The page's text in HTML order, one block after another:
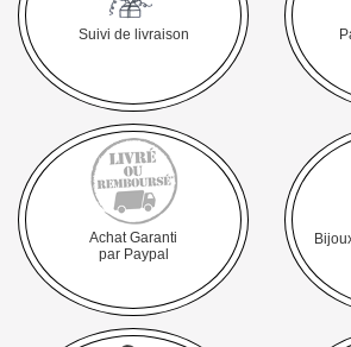
Suivi de livraison
Achat Garanti
par Paypal